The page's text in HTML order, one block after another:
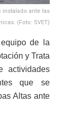
instalado ante las
(Foto: SVET)
de la
y Trata
actividades
que se
Altas ante